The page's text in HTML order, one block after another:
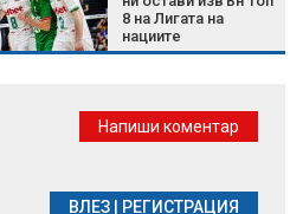
8 на Лигата на
нациите
Напиши коментар
ВЛЕЗ РЕГИСТРАЦИЯ